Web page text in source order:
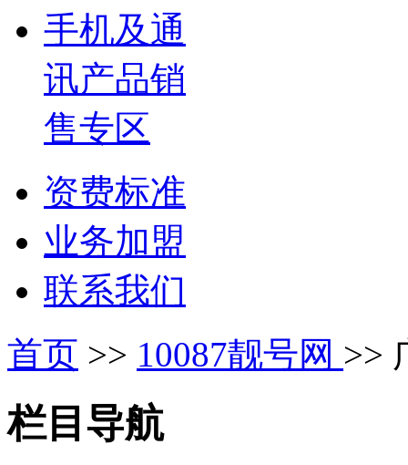
手机及通
讯产品销
售专区
资费标准
业务加盟
联系我们
首页 >> 10087靓号网 >>
栏目导航